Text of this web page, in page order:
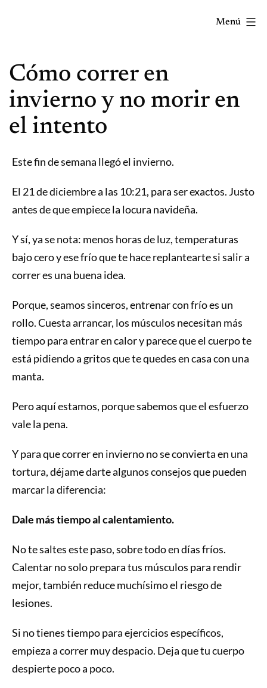
mola...
Y
lo
sabes!
Menú
Cómo correr en
invierno y no morir en
el intento
Este fin de semana llegó el invierno.
El 21 de diciembre a las 10:21, para ser exactos. Justo
antes de que empiece la locura navideña.
Y sí, ya se nota: menos horas de luz, temperaturas
bajo cero y ese frío que te hace replantearte si salir a
correr es una buena idea.
Porque, seamos sinceros, entrenar con frío es un
rollo. Cuesta arrancar, los músculos necesitan más
tiempo para entrar en calor y parece que el cuerpo te
está pidiendo a gritos que te quedes en casa con una
manta.
Pero aquí estamos, porque sabemos que el esfuerzo
vale la pena.
Y para que correr en invierno no se convierta en una
tortura, déjame darte algunos consejos que pueden
marcar la diferencia:
Dale más tiempo al calentamiento.
No te saltes este paso, sobre todo en días fríos.
Calentar no solo prepara tus músculos para rendir
mejor, también reduce muchísimo el riesgo de
lesiones.
Si no tienes tiempo para ejercicios específicos,
empieza a correr muy despacio. Deja que tu cuerpo
despierte poco a poco.